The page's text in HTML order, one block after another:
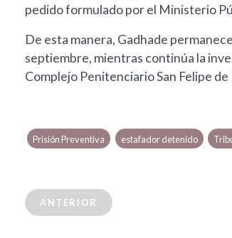
pedido formulado por el Ministerio
De esta manera, Gadhade
septiembre, mientras continúa la
Complejo Penitenciario San Felipe
Prisión Preventiva estafador detenido
ANTERIOR